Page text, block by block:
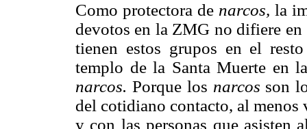
Como protectora de narcos, la
devotos en la ZMG no difiere en
tienen estos grupos en el
templo de la Santa Muerte en
narcos. Porque los narcos son
del cotidiano contacto, al menos
y con las personas que asisten